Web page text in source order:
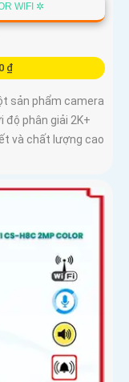
WIFI ✲
₫
sản phẩm camera
độ phân giải 2K+
và chất lượng cao